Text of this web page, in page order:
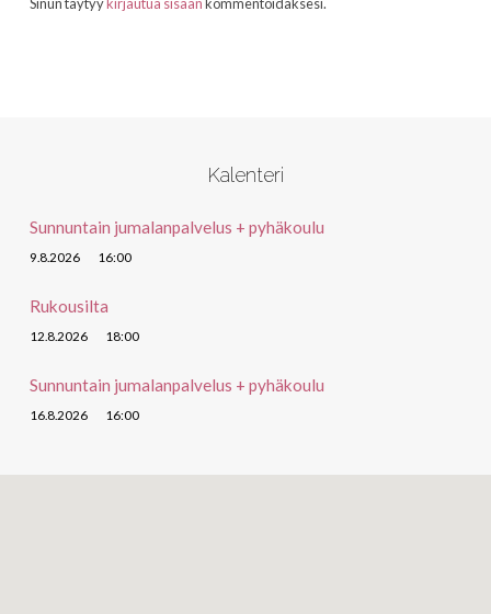
Kalenteri
Sunnuntain jumalanpalvelus + pyhäkoulu
9.8.2026 16:00
Rukousilta
12.8.2026 18:00
Sunnuntain jumalanpalvelus + pyhäkoulu
16.8.2026 16:00